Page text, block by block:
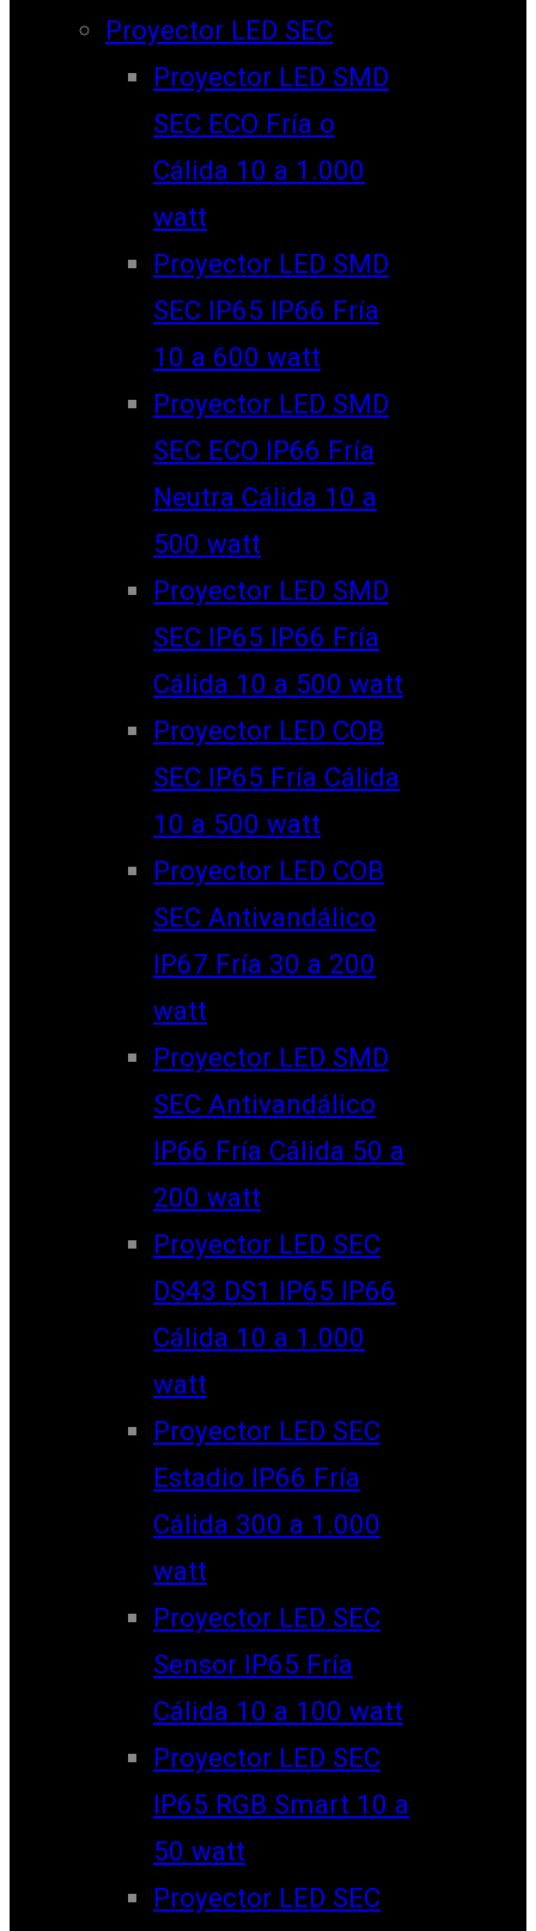
Proyector LED SEC
Proyector LED SMD
SEC ECO Fría o
Cálida 10 a 1.000
watt
Proyector LED SMD
SEC IP65 IP66 Fría
10 a 600 watt
Proyector LED SMD
SEC ECO IP66 Fría
Neutra Cálida 10 a
500 watt
Proyector LED SMD
SEC IP65 IP66 Fría
Cálida 10 a 500 watt
Proyector LED COB
SEC IP65 Fría Cálida
10 a 500 watt
Proyector LED COB
SEC Antivandálico
IP67 Fría 30 a 200
watt
Proyector LED SMD
SEC Antivandálico
IP66 Fría Cálida 50 a
200 watt
Proyector LED SEC
DS43 DS1 IP65 IP66
Cálida 10 a 1.000
watt
Proyector LED SEC
Estadio IP66 Fría
Cálida 300 a 1.000
watt
Proyector LED SEC
Sensor IP65 Fría
Cálida 10 a 100 watt
Proyector LED SEC
IP65 RGB Smart 10 a
50 watt
Proyector LED SEC